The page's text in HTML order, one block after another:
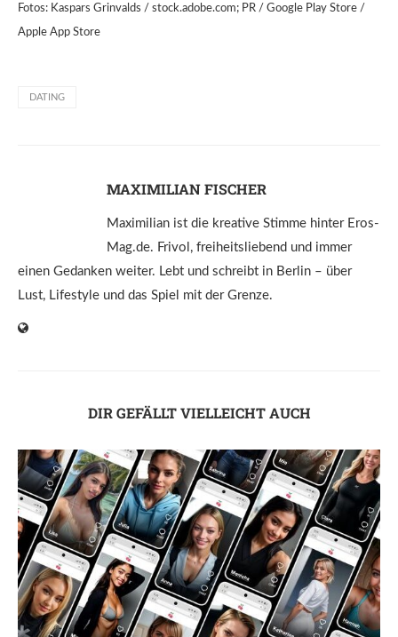
Fotos: Kaspars Grinvalds / stock.adobe.com; PR / Google Play Store /
Apple App Store
DATING
MAXIMILIAN FISCHER
Maximilian ist die kreative Stimme hinter Eros-
Mag.de. Frivol, freiheitsliebend und immer
einen Gedanken weiter. Lebt und schreibt in Berlin – über
Lust, Lifestyle und das Spiel mit der Grenze.
DIR GEFÄLLT VIELLEICHT AUCH